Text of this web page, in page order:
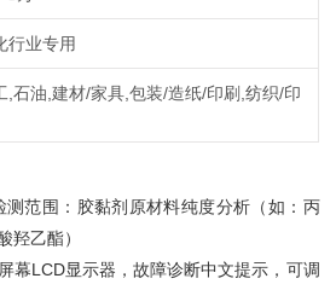
行业专用
,石油,建材/家具,包装/造纸/印刷,纺织/印
测范围：胶黏剂原材料纯度分析（如：丙
羟乙酯）
幕LCD显示器，故障诊断中文提示，可调